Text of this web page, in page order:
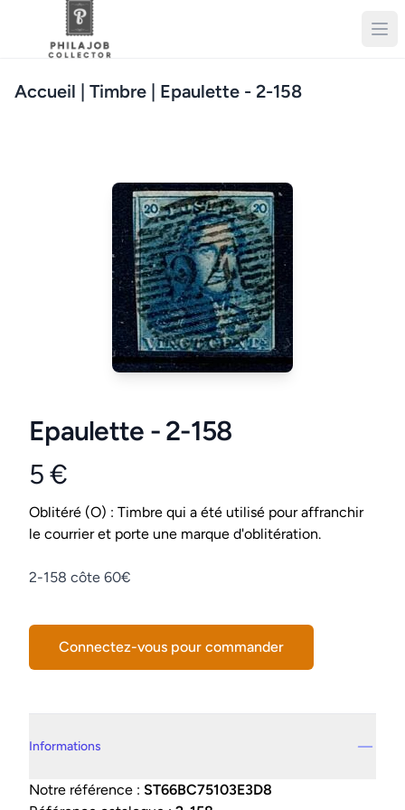
Accueil | Timbre | Epaulette - 2-158
Epaulette - 2-158
Product information
5 €
Conditions
Oblitéré (O) : Timbre qui a été utilisé pour affranchir
le courrier et porte une marque d'oblitération.
Description
2-158 côte 60€
Connectez-vous pour commander
Informations
Notre référence : ST66BC75103E3D8